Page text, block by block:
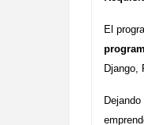
El
Django,